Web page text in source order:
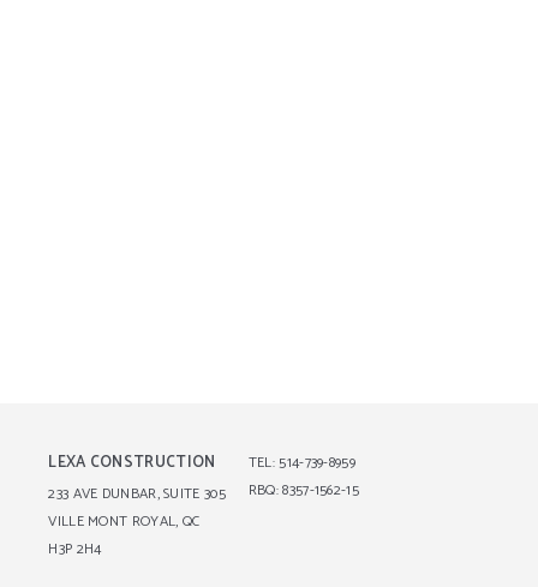
LEXA CONSTRUCTION
233 AVE DUNBAR, SUITE 305
VILLE MONT ROYAL, QC
H3P 2H4
TEL: 514-739-8959
RBQ: 8357-1562-15